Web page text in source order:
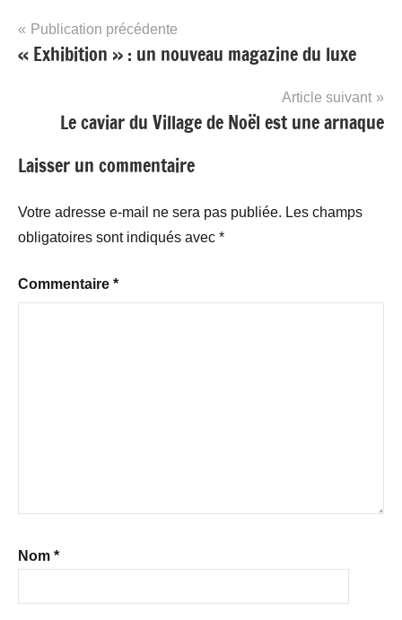
Navigation
de
Publication précédente
« Exhibition » : un nouveau magazine du luxe
Article suivant
Le caviar du Village de Noël est une arnaque
Laisser un commentaire
Votre adresse e-mail ne sera pas publiée. Les champs
obligatoires sont indiqués avec *
Commentaire *
Nom *